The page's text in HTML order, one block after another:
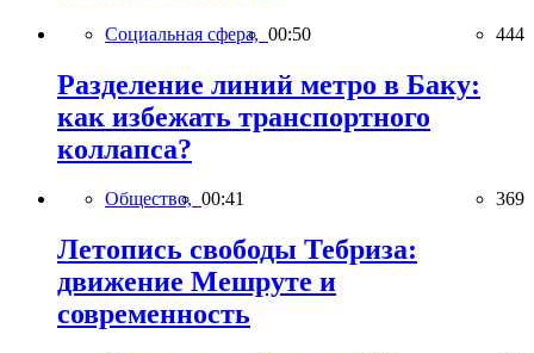
Социальная сфера, 00:50 444
Разделение линий метро в Баку:
как избежать транспортного
коллапса?
Общество, 00:41 369
Летопись свободы Тебриза:
движение Мешруте и
современность